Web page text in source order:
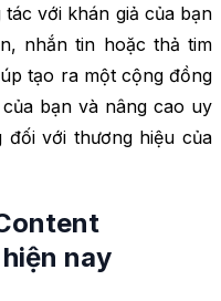
tác với khán giả của bạn
nhắn tin hoặc thả tim
tạo ra một cộng đồng
bạn và nâng cao uy
với thương hiệu của
nay